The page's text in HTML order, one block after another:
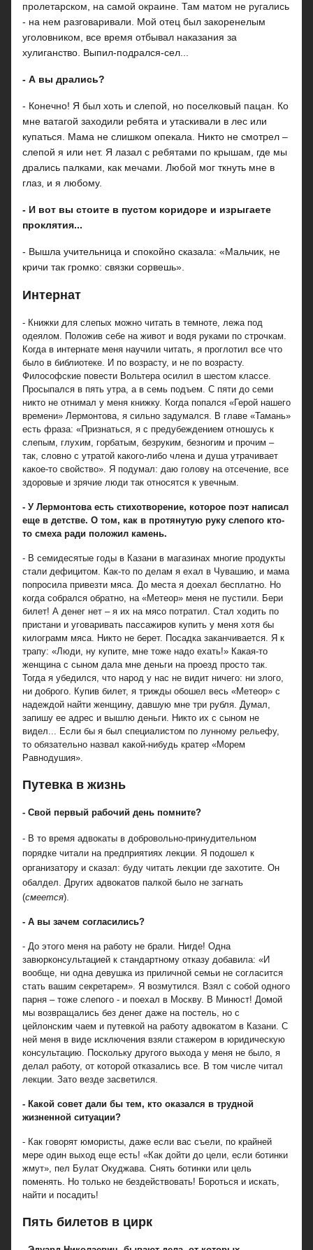
пролетарском, на самой окраине. Там матом не ругались
- на нем разговаривали. Мой отец был закоренелым
уголовником, все время отбывал наказания за
хулиганство. Выпил-подрался-сел...
- А вы дрались?
- Конечно! Я был хоть и слепой, но поселковый пацан. Ко
мне ватагой заходили ребята и утаскивали в лес или
купаться. Мама не слишком опекала. Никто не смотрел –
слепой я или нет. Я лазал с ребятами по крышам, где мы
дрались палками, как мечами. Любой мог ткнуть мне в
глаз, и я любому.
- И вот вы стоите в пустом коридоре и изрыгаете
проклятия...
- Вышла учительница и спокойно сказала: «Мальчик, не
кричи так громко: связки сорвешь».
Интернат
- Книжки для слепых можно читать в темноте, лежа под
одеялом. Положив себе на живот и водя руками по строчкам.
Когда в интернате меня научили читать, я проглотил все что
было в библиотеке. И по возрасту, и не по возрасту.
Философские повести Вольтера осилил в шестом классе.
Просыпался в пять утра, а в семь подъем. С пяти до семи
никто не отнимал у меня книжку. Когда попался «Герой нашего
времени» Лермонтова, я сильно задумался. В главе «Тамань»
есть фраза: «Признаться, я с предубеждением отношусь к
слепым, глухим, горбатым, безруким, безногим и прочим –
так, словно с утратой какого-либо члена и душа утрачивает
какое-то свойство». Я подумал: даю голову на отсечение, все
здоровые и зрячие люди так относятся к увечным.
- У Лермонтова есть стихотворение, которое поэт написал
еще в детстве. О том, как в протянутую руку слепого кто-
то смеха ради положил камень.
- В семидесятые годы в Казани в магазинах многие продукты
стали дефицитом. Как-то по делам я ехал в Чувашию, и мама
попросила привезти мяса. До места я доехал бесплатно. Но
когда собрался обратно, на «Метеор» меня не пустили. Бери
билет! А денег нет – я их на мясо потратил. Стал ходить по
пристани и уговаривать пассажиров купить у меня хотя бы
килограмм мяса. Никто не берет. Посадка заканчивается. Я к
трапу: «Люди, ну купите, мне тоже надо ехать!» Какая-то
женщина с сыном дала мне деньги на проезд просто так.
Тогда я убедился, что народ у нас не видит ничего: ни злого,
ни доброго. Купив билет, я трижды обошел весь «Метеор» с
надеждой найти женщину, давшую мне три рубля. Думал,
запишу ее адрес и вышлю деньги. Никто их с сыном не
видел... Если бы я был специалистом по лунному рельефу,
то обязательно назвал какой-нибудь кратер «Морем
Равнодушия».
Путевка в жизнь
- Свой первый рабочий день помните?
- В то время адвокаты в добровольно-принудительном
порядке читали на предприятиях лекции. Я подошел к
организатору и сказал: буду читать лекции где захотите. Он
обалдел. Других адвокатов палкой было не загнать
(смеется).
- А вы зачем согласились?
- До этого меня на работу не брали. Нигде! Одна
завюрконсультацией к стандартному отказу добавила: «И
вообще, ни одна девушка из приличной семьи не согласится
стать вашим секретарем». Я возмутился. Взял с собой одного
парня – тоже слепого - и поехал в Москву. В Минюст! Домой
мы возвращались без денег даже на постель, но с
цейлонским чаем и путевкой на работу адвокатом в Казани. С
ней меня в виде исключения взяли стажером в юридическую
консультацию. Поскольку другого выхода у меня не было, я
делал работу, от которой отказались все. В том числе читал
лекции. Зато везде засветился.
- Какой совет дали бы тем, кто оказался в трудной
жизненной ситуации?
- Как говорят юмористы, даже если вас съели, по крайней
мере один выход еще есть! «Как дойти до цели, если ботинки
жмут», пел Булат Окуджава. Снять ботинки или цель
поменять. Но только не бездействовать! Бороться и искать,
найти и посадить!
Пять билетов в цирк